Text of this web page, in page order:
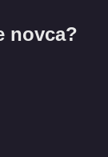
novca?